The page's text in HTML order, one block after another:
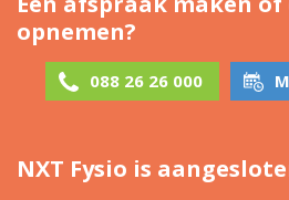
opnemen?
088 26 26 000
NXT Fysio is